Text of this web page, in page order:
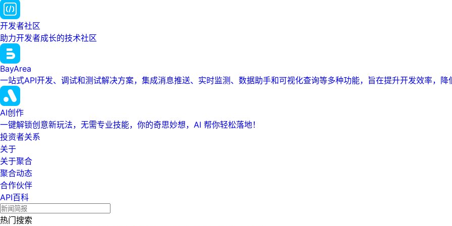
开发者社区
助力开发者成长的技术社区
BayArea
一站式API开发、调试和测试解决方案，集成消息推送、实时监测、数据助手和可视化查询等多种功能，旨在提升开发效率，降
AI创作
一键解锁创意新玩法，无需专业技能，你的奇思妙想，AI 帮你轻松落地！
投资者关系
关于
关于聚合
聚合动态
合作伙伴
API百科
热门搜索